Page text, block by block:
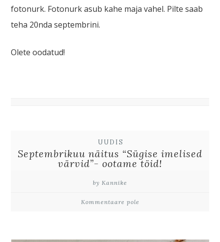
fotonurk. Fotonurk asub kahe maja vahel. Pilte saab
teha 20nda septembrini.
Olete oodatud!
UUDIS
Septembrikuu näitus “Sügise imelised
värvid”- ootame töid!
by Kannike
Kommentaare pole